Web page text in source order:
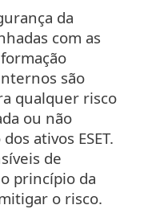
da
com as
são
qualquer risco
ou não
ativos ESET.
de
princípio da
o risco.